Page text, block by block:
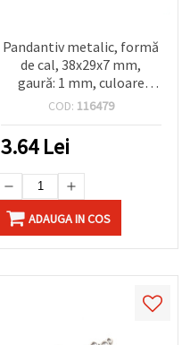
Pandantiv metalic, formă
de cal, 38x29x7 mm,
gaură: 1 mm, culoare
argintie - 2 bucăți
COD: 116479
3.64Lei
ADAUGA IN COS